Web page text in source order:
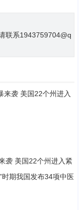
联系1943759704@q
袭 美国22个州进入紧